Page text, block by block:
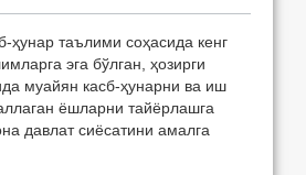
ҳунар таълими соҳасида кенг
эга бўлган, ҳозирги
муайян касб-ҳунарни ва иш
ёшларни тайёрлашга
давлат сиёсатини амалга